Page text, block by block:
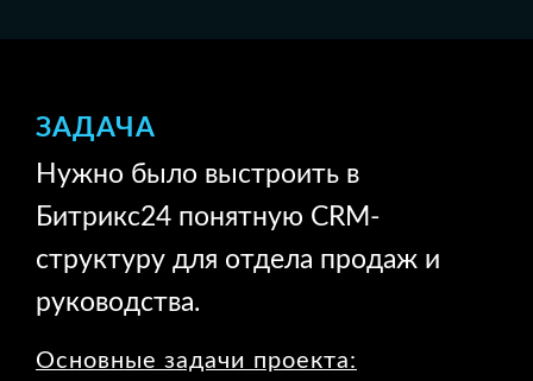
ЗАДАЧА
Нужно было выстроить в
Битрикс24 понятную CRM-
структуру для отдела продаж и
руководства.
Основные задачи проекта: